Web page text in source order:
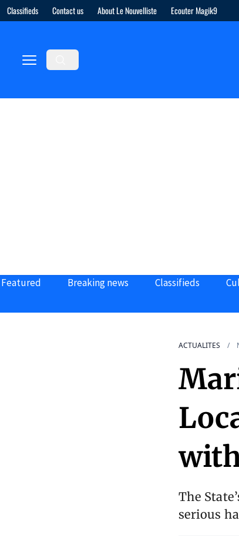
Classifieds Contact us About Le Nouvelliste Ecouter Magik9
Featured Breaking news Classifieds
ACTUALITES
The
serious